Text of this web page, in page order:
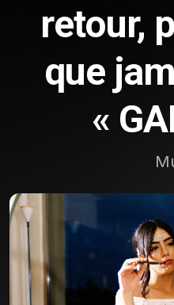
retour,
que
«